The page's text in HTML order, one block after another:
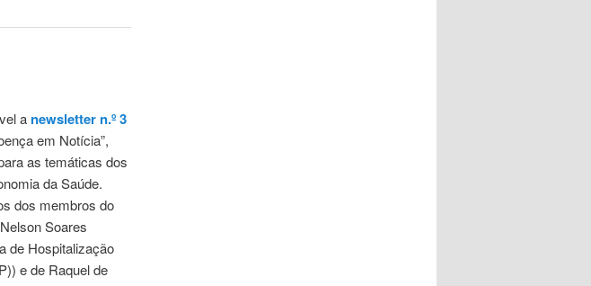
a newsletter n.º 3
em Notícia”,
as temáticas dos
da Saúde.
dos membros do
Soares
de Hospitalização
e de Raquel de